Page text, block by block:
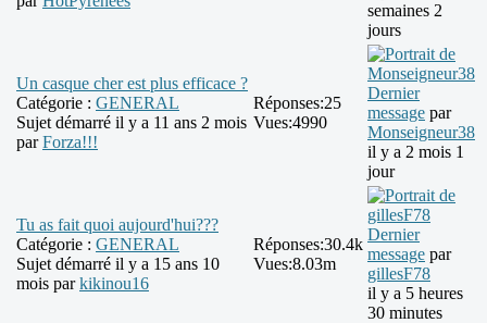
semaines 2
jours
Un casque cher est plus efficace ?
Catégorie : GENERAL
Sujet démarré il y a 11 ans 2 mois
parForza!!!
Réponses:25
Vues:4990
Dernier
message par
Monseigneur38
il y a 2 mois 1
jour
Tu as fait quoi aujourd'hui???
Catégorie : GENERAL
Sujet démarré il y a 15 ans 10
mois parkikinou16
Réponses:30.4k
Vues:8.03m
Dernier
message par
gillesF78
il y a 5 heures
30 minutes